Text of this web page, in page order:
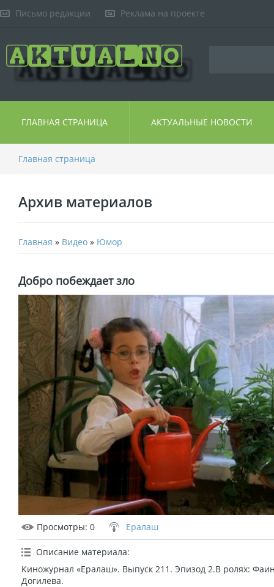
Письмо редакции Реклама на проекте
ГЛАВНАЯ СТРАНИЦА АКТУАЛЬНЫЕ НОВОСТИ
Главная страница
Архив материалов
Главная » Видео » Юмор
Добро побеждает зло
Просмотры: 0 Ералаш
Описание материала:
Киножурнал «Ералаш». Выпуск 211. Эпизод 2.В ролях:
Догилева.